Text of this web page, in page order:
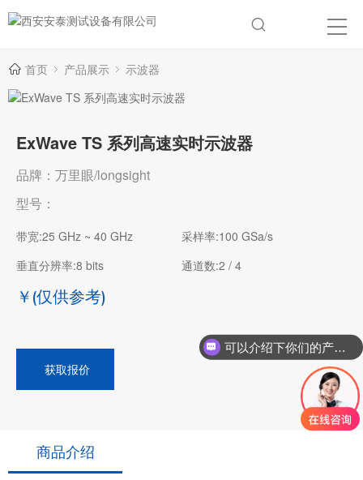
首页 产品展示 示波器
ExWave TS 系列高速实时示波器
品牌：万里眼/longsight
型号：
带宽:25 GHz ~ 40 GHz
采样率:100 GSa/s
垂直分辨率:8 bits
通道数:2 / 4
￥ (仅供参考)
获取报价
商品介绍
可以介绍下你们的产品么？